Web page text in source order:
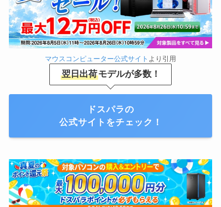
マウスコンピューター公式サイト より引用
翌日出荷モデルが多数！
ドスパラの
公式サイトをチェック！